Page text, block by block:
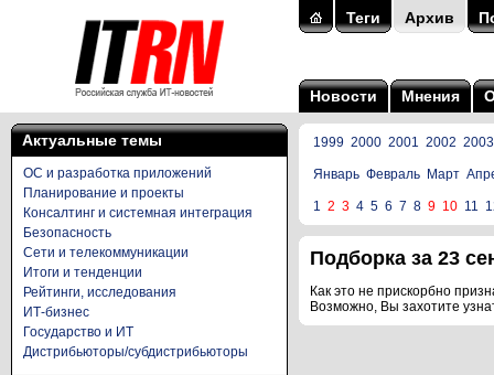
Теги Архив
Новости Мнения
Актуальные темы
ОС и разработка приложений
Планирование и проекты
Консалтинг и системная интеграция
Безопасность
Сети и телекоммуникации
Итоги и тенденции
Рейтинги, исследования
ИТ-бизнес
Государство и ИТ
Дистрибьюторы/субдистрибьюторы
1999 2000 2001 2002 2003
Январь Февраль Март
1 2 3 4 5 6 7 8 9 10 11
Подборка за 23
Как это не прискорбно
Возможно, Вы захотите